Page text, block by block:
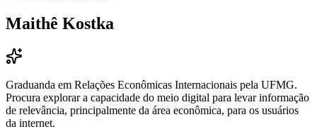
Maithê Kostka
Graduanda em Relações Econômicas Internacionais pela UFMG.
Procura explorar a capacidade do meio digital para levar informação
de relevância, principalmente da área econômica, para os usuários
da internet.